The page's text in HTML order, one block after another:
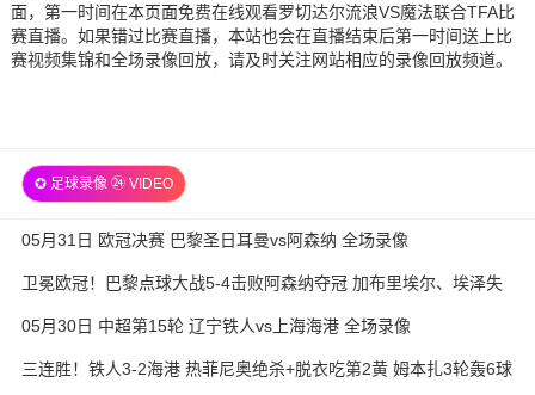
面，第一时间在本页面免费在线观看罗切达尔流浪VS魔法联合TFA比
赛直播。如果错过比赛直播，本站也会在直播结束后第一时间送上比
赛视频集锦和全场录像回放，请及时关注网站相应的录像回放频道。
✪ 足球录像 ㉔ VIDEO
05月31日 欧冠决赛 巴黎圣日耳曼vs阿森纳 全场录像
卫冕欧冠！巴黎点球大战5-4击败阿森纳夺冠 加布里埃尔、埃泽失
05月30日 中超第15轮 辽宁铁人vs上海海港 全场录像
三连胜！铁人3-2海港 热菲尼奥绝杀+脱衣吃第2黄 姆本扎3轮轰6球